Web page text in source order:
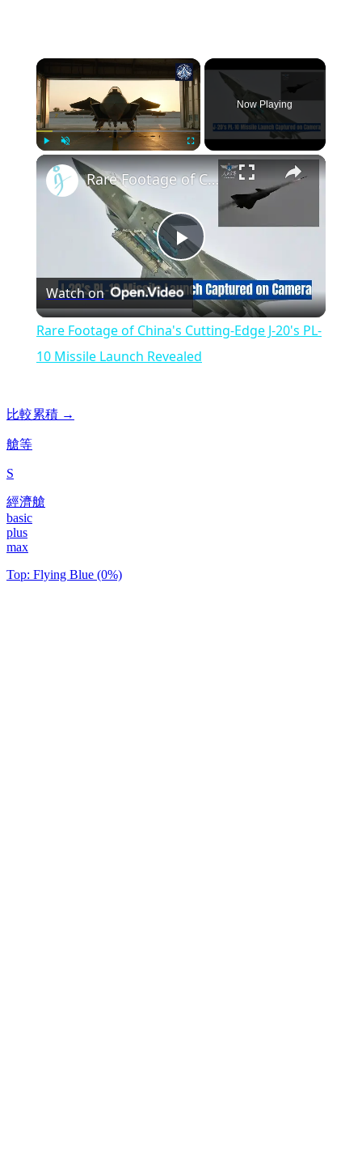
Unmute Fullscreen
Now Playing
Play
Video
Rare Footage of China's Cutting-Edge J-20's PL-10 Missile Launch Revealed
Watch on
Rare Footage of China's Cutting-Edge J-20's PL-
10 Missile Launch Revealed
比較累積 →
艙等
S
經濟艙
basic
plus
max
Top: Flying Blue (0%)